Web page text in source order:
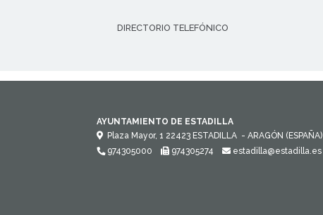
DIRECTORIO TELEFÓNICO
AYUNTAMIENTO DE ESTADILLA
Plaza Mayor, 1 22423 ESTADILLA - ARAGÓN (ESPAÑA)
974305000
974305274 estadilla@estadilla.es